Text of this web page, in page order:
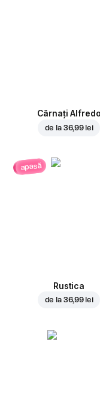
Cârnați Alfredo
de la 36,99 lei
apasă
Rustica
de la 36,99 lei